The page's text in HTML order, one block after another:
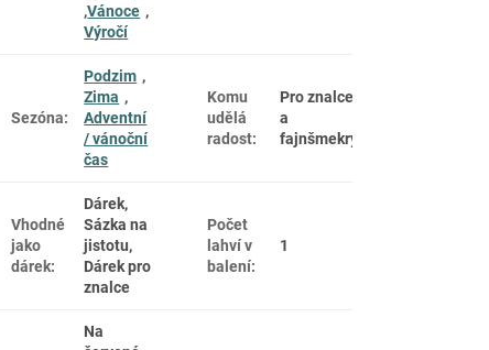
,Vánoce ,
Výročí
Sezóna:
Podzim ,
Zima ,
Adventní
/ vánoční
čas
Komu
udělá
radost:
Pro znalce
a
fajnšmekry
Vhodné
jako
dárek:
Dárek,
Sázka na
jistotu,
Dárek pro
znalce
Počet
lahví v
balení:
1
Na